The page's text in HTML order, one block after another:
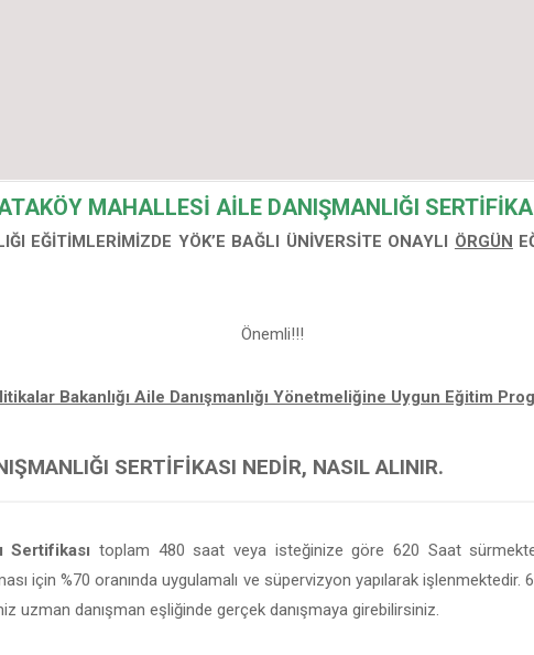
MAHALLESİ AİLE DANIŞMANLIĞI
EĞİTİMLERİMİZDE YÖK’E BAĞLI ÜNİVERSİTE ONAYLI ÖRGÜN
Önemli!!!
Bakanlığı Aile Danışmanlığı Yönetmeliğine Uygun Eğitim
SERTIFIKASI NEDIR, NASIL ALINIR.
Sertifikası toplam 480 saat veya isteğinize göre 620 Saat
için %70 oranında uygulamalı ve süpervizyon yapılarak işlenmektedir.
uzman danışman eşliğinde gerçek danışmaya girebilirsiniz.